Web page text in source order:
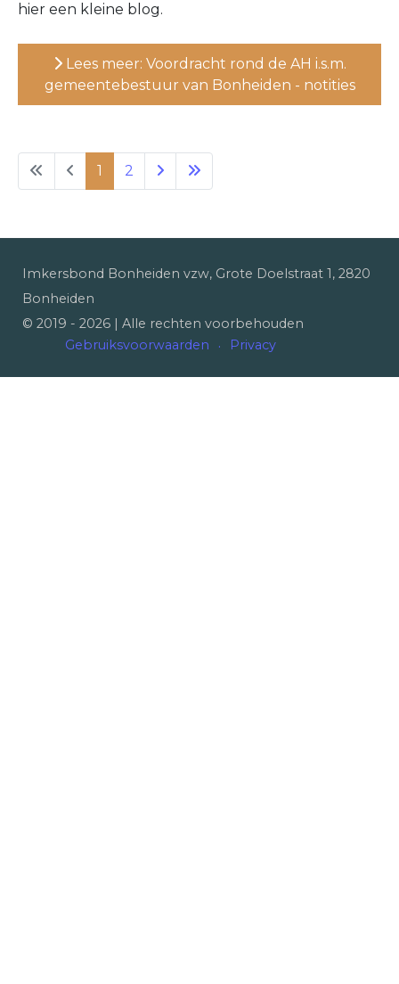
hier een kleine blog.
Lees meer: Voordracht rond de AH i.s.m.
gemeentebestuur van Bonheiden - notities
1 2
Imkersbond Bonheiden vzw, Grote Doelstraat 1, 2820
Bonheiden
© 2019 - 2026 | Alle rechten voorbehouden
Gebruiksvoorwaarden
Privacy